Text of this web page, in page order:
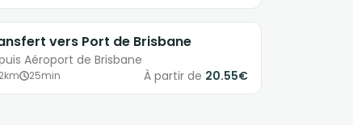
vers Port de Brisbane
Aéroport de Brisbane
25min À partir de 20.55€